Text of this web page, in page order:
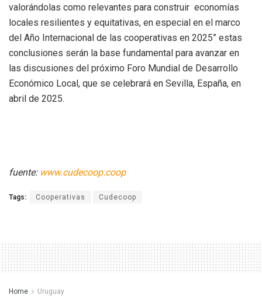
valorándolas como relevantes para construir economías
locales resilientes y equitativas, en especial en el marco
del Año Internacional de las cooperativas en 2025” estas
conclusiones serán la base fundamental para avanzar en
las discusiones del próximo Foro Mundial de Desarrollo
Económico Local, que se celebrará en Sevilla, España, en
abril de 2025.
fuente: www.cudecoop.coop
Tags: Cooperativas Cudecoop
Home Uruguay